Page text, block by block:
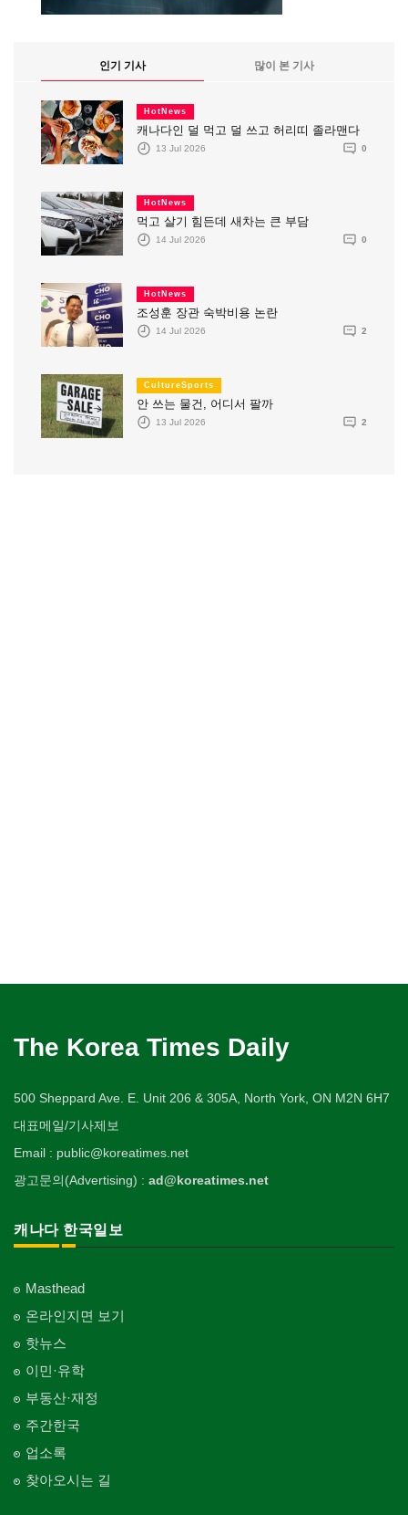
인기 기사 많이 본 기사
HotNews
캐나다인 덜 먹고 덜 쓰고 허리띠 졸라맨다
13 Jul 2026 0
HotNews
먹고 살기 힘든데 새차는 큰 부담
14 Jul 2026 0
HotNews
조성훈 장관 숙박비용 논란
14 Jul 2026 2
CultureSports
안 쓰는 물건, 어디서 팔까
13 Jul 2026 2
The Korea Times Daily
500 Sheppard Ave. E. Unit 206 & 305A, North York, ON M2N 6H7
대표메일/기사제보
Email : public@koreatimes.net
광고문의(Advertising) : ad@koreatimes.net
캐나다 한국일보
Masthead
온라인지면 보기
핫뉴스
이민·유학
부동산·재정
주간한국
업소록
찾아오시는 길